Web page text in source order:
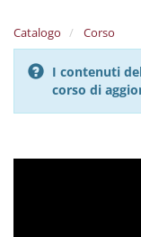
Catalogo Corso
I contenuti
corso di